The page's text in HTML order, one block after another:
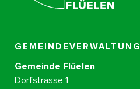
GEMEINDEVERWALTUNG
Gemeinde Flüelen
Dorfstrasse 1